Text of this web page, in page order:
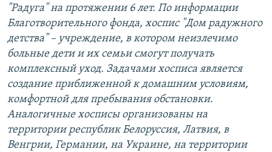
"Радуга" на протяжении 6 лет. По информации
Благотворительного фонда, хоспис "Дом радужного
детства" – учреждение, в котором неизлечимо
больные дети и их семьи смогут получать
комплексный уход. Задачами хосписа является
создание приближенной к домашним условиям,
комфортной для пребывания обстановки.
Аналогичные хосписы организованы на
территории республик Белоруссия, Латвия, в
Венгрии, Германии, на Украине, на территории